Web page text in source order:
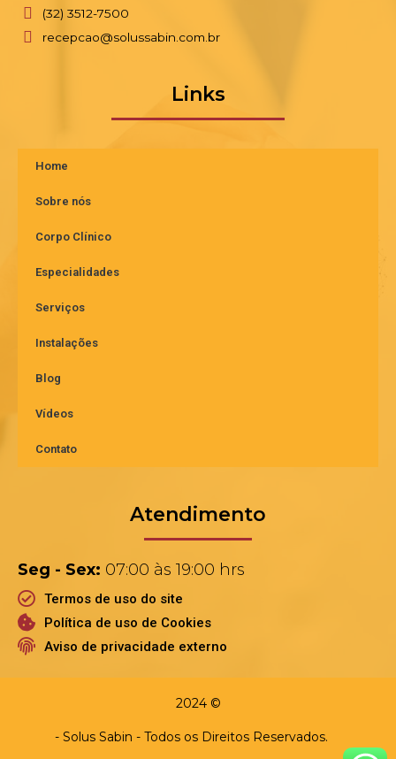
(32) 3512-7500
recepcao@solussabin.com.br
Links
Home
Sobre nós
Corpo Clínico
Especialidades
Serviços
Instalações
Blog
Vídeos
Contato
Atendimento
Seg - Sex: 07:00 às 19:00 hrs
Termos de uso do site
Política de uso de Cookies
Aviso de privacidade externo
2024 ©
- Solus Sabin - Todos os Direitos Reservados.